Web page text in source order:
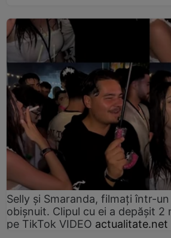
Selly și Smaranda, filmați într-
obișnuit. Clipul cu ei a depășit 2
pe TikTok VIDEO actualitate.net